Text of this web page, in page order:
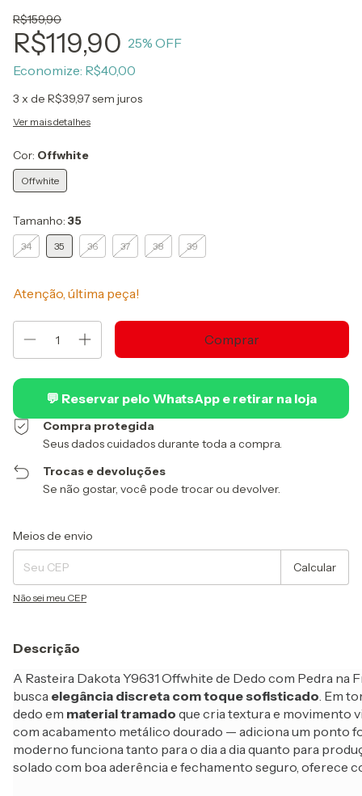
R$159,90
R$119,90 25% OFF
Economize: R$40,00
3 x de R$39,97sem juros
Ver mais detalhes
Cor: Offwhite
Offwhite
Tamanho: 35
34 35 36 37 38 39
Atenção, última peça!
💬 Reservar pelo WhatsApp e retirar na loja
Compra protegida
Seus dados cuidados durante toda a compra.
Trocas e devoluções
Se não gostar, você pode trocar ou devolver.
Entregas para o CEP:
Meios de envio
Calcular
Não sei meu CEP
Descrição
A Rasteira Dakota Y9631 Offwhite de Dedo com Pedra na
busca elegância discreta com toque sofisticado. Em
dedo em material tramado que cria textura e movimento
com acabamento metálico dourado — adiciona um ponto
moderno funciona tanto para o dia a dia quanto para
solado com boa aderência e fechamento seguro, oferece